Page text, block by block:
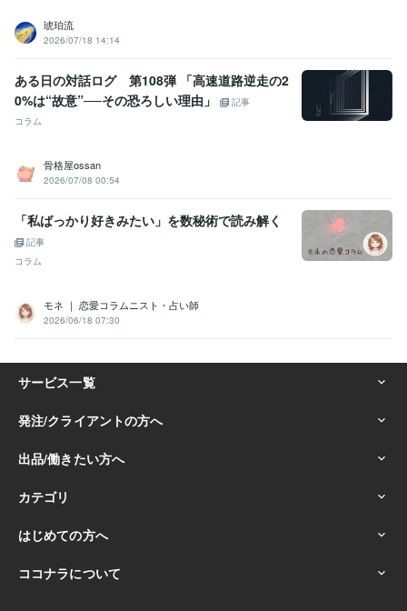
琥珀流
2026/07/18 14:14
ある日の対話ログ 第108弾 「高速道路逆走の2
0%は“故意”──その恐ろしい理由」
記事
コラム
骨格屋ossan
2026/07/08 00:54
「私ばっかり好きみたい」を数秘術で読み解く
記事
コラム
モネ ｜ 恋愛コラムニスト・占い師
2026/06/18 07:30